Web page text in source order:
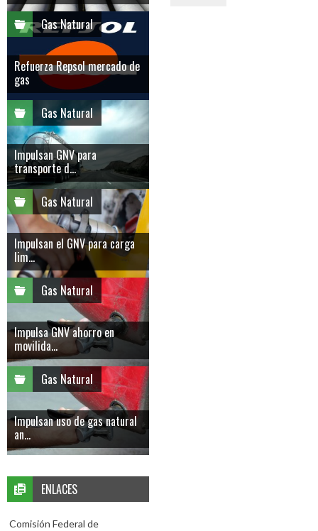
Gas Natural
Refuerza Repsol mercado de
gas
Gas Natural
Impulsan GNV para
transporte d...
Gas Natural
Impulsan el GNV para carga
lim...
Gas Natural
Impulsa GNV ahorro en
movilida...
Gas Natural
Impulsan uso de gas natural
an...
ENLACES
Comisión Federal de